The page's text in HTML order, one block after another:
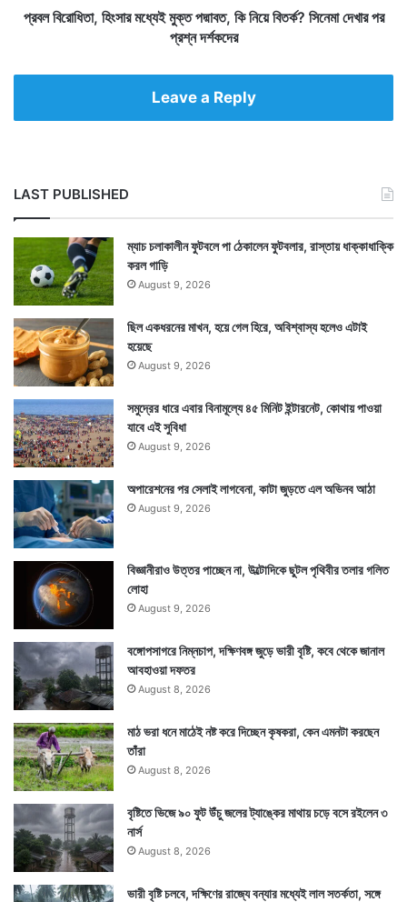
রো
ধ্যে
ব
,
কি
য়ে
বি
ত
র্ক
?
সি
নে
মা
দে
খা
প
র
প্র
শ্ন
দে
র
প্রবল বিরোধিতা, হিংসার মধ্যেই মুক্ত পদ্মাবত, কি নিয়ে বিতর্ক? সিনেমা দেখার পর
প্রশ্ন দর্শকদের
Leave a Reply
LAST PUBLISHED
ম্যাচ চলাকালীন ফুটবলে পা ঠেকালেন ফুটবলার, রাস্তায় ধাক্কাধাক্কি
করল গাড়ি
August 9, 2026
ছিল একধরনের মাখন, হয়ে গেল হিরে, অবিশ্বাস্য হলেও এটাই
হয়েছে
August 9, 2026
সমুদ্রের ধারে এবার বিনামূল্যে ৪৫ মিনিট ইন্টারনেট, কোথায় পাওয়া
যাবে এই সুবিধা
August 9, 2026
অপারেশনের পর সেলাই লাগবেনা, কাটা জুড়তে এল অভিনব আঠা
August 9, 2026
বিজ্ঞানীরাও উত্তর পাচ্ছেন না, উল্টোদিকে ছুটল পৃথিবীর তলার গলিত
লোহা
August 9, 2026
বঙ্গোপসাগরে নিম্নচাপ, দক্ষিণবঙ্গ জুড়ে ভারী বৃষ্টি, কবে থেকে জানাল
আবহাওয়া দফতর
August 8, 2026
মাঠ ভরা ধনে মাঠেই নষ্ট করে দিচ্ছেন কৃষকরা, কেন এমনটা করছেন
তাঁরা
August 8, 2026
বৃষ্টিতে ভিজে ৯০ ফুট উঁচু জলের ট্যাঙ্কের মাথায় চড়ে বসে রইলেন ৩
নার্স
August 8, 2026
ভারী বৃষ্টি চলবে, দক্ষিণের রাজ্যে বন্যার মধ্যেই লাল সতর্কতা, সঙ্গে